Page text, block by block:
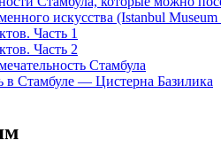
искусства (Istanbul
Часть 1
Часть 2
Стамбула
в Стамбуле — Цистерна Базилика